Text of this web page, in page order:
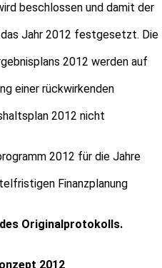
beschlossen und damit der
Jahr 2012 festgesetzt. Die
2012 werden auf
einer rückwirkenden
2012 nicht
2012 für die Jahre
Finanzplanung
Originalprotokolls.
2012